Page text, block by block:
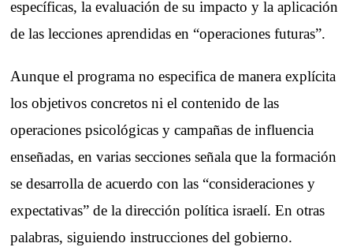
específicas, la evaluación de su impacto y la aplicación
de las lecciones aprendidas en “operaciones futuras”.
Aunque el programa no especifica de manera explícita
los objetivos concretos ni el contenido de las
operaciones psicológicas y campañas de influencia
enseñadas, en varias secciones señala que la formación
se desarrolla de acuerdo con las “consideraciones y
expectativas” de la dirección política israelí. En otras
palabras, siguiendo instrucciones del gobierno.